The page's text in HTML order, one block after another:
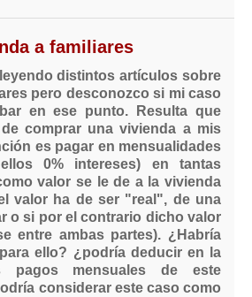
a familiares
distintos artículos sobre
pero desconozco si mi caso
en ese punto. Resulta que
comprar una vivienda a mis
es pagar en mensualidades
0% intereses) en tantas
valor se le de a la vivienda
valor ha de ser "real", de una
o si por el contrario dicho valor
entre ambas partes). ¿Habría
ello? ¿podría deducir en la
pagos mensuales de este
considerar este caso como